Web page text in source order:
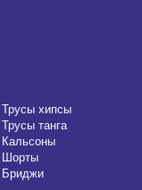
Трусы хипсы
Трусы танга
Кальсоны
Шорты
Бриджи